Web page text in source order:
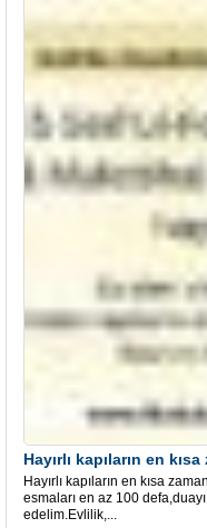
Hayırlı kapıların en kısa
esmaları en az 100
edelim.Evlilik,...